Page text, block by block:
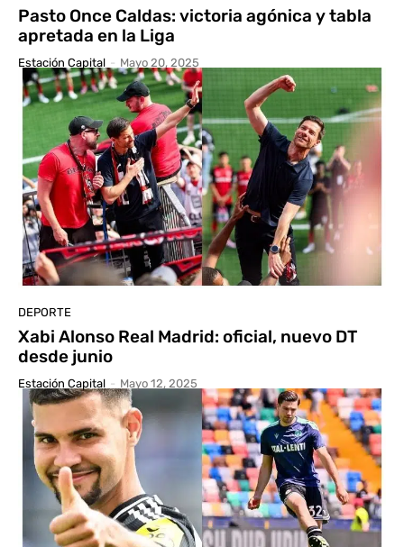
Pasto Once Caldas: victoria agónica y tabla
apretada en la Liga
Estación Capital - Mayo 20, 2025
DEPORTE
Xabi Alonso Real Madrid: oficial, nuevo DT
desde junio
Estación Capital - Mayo 12, 2025